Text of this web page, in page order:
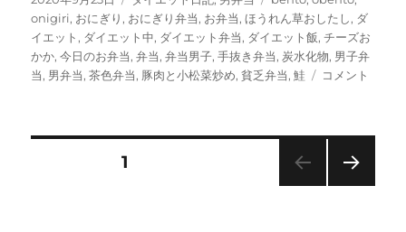
稿
日:
テ
ゴ
リ
ー
グ
onigiri, おにぎり , おにぎり弁当, お弁当,ほうれん草おしたし, ダ
イエット , ダイエット中, ダイエット弁当, ダイエット飯,チーズお
かか,今日のお弁当,弁当,弁当男子,手抜き弁当, 炭水化物, 男子弁
当, 男弁当,茶色弁当, 豚肉と小松菜炒め,貧乏弁当,鮭
豚
炒
コメント
固定ページ1